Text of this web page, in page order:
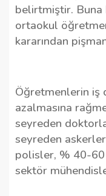
belirtmiştir. Buna
ortaokul
kararından
Öğretmenlerin iş
azalmasına
seyreden
seyreden
polisler, % 40-60
sektör